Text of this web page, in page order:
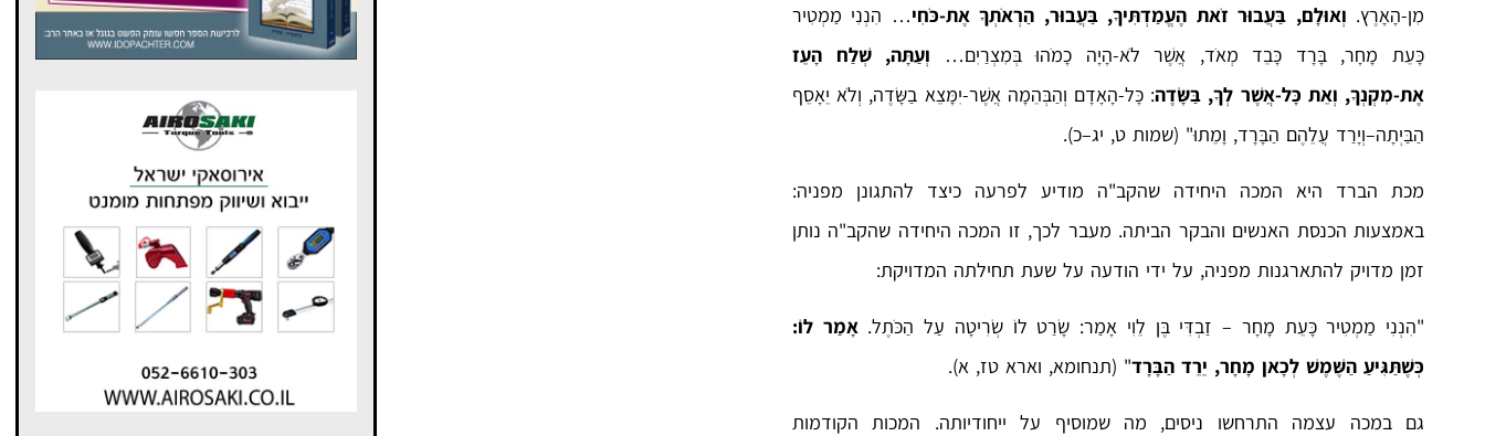
מִן-הָאָרֶץ. וְאוּלָם, בַּעֲבוּר זֹאת הֶעֱמַדְתִּיךָ, בַּעֲבוּר, הַרְאֹתְךָ אֶת-כֹּחִי… הִנְנִי מַמְטִיר
כָּעֵת מָחָר, בָּרָד כָּבֵד מְאֹד, אֲשֶׁר לֹא-הָיָה כָמֹהוּ בְּמִצְרַיִם…
וְעַתָּה, שְׁלַח הָעֵז
אֶת-מִקְנְךָ, וְאֵת כָּל-אֲשֶׁר לְךָ, בַּשָּׂדֶה: כָּל-הָאָדָם וְהַבְּהֵמָה אֲשֶׁר-יִמָּצֵא בַשָּׂדֶה, וְלֹא יֵאָסֵף
הַבַּיְתָה–וְיָרַד עֲלֵהֶם הַבָּרָד, וָמֵתוּ" (שמות ט, יג–כ).
מכת הברד היא המכה היחידה שהקב"ה מודיע לפרעה כיצד להתגונן מפניה:
באמצעות הכנסת האנשים והבקר הביתה. מעבר לכך, זו המכה היחידה שהקב"ה נותן
זמן מדויק להתארגנות מפניה, על ידי הודעה על שעת תחילתה המדויקת:
אָמַר לוֹ:
כְּשֶׁתַּגִּיעַ הַשֶּׁמֶשׁ לְכָאן מָחָר, יֵרֵד הַבָּרָד" (תנחומא, וארא טז, א).
גם במכה עצמה התרחשו ניסים, מה שמוסיף על ייחודיותה. המכות הקודמות